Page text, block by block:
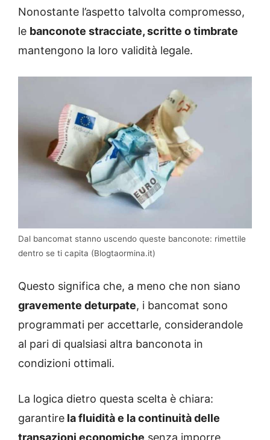
Nonostante l’aspetto talvolta compromesso,
le banconote stracciate, scritte o timbrate
mantengono la loro validità legale.
Dal bancomat stanno uscendo queste banconote: rimettile
dentro se ti capita (Blogtaormina.it)
Questo significa che, a meno che non siano
gravemente deturpate, i bancomat sono
programmati per accettarle, considerandole
al pari di qualsiasi altra banconota in
condizioni ottimali.
La logica dietro questa scelta è chiara:
garantire la fluidità e la continuità delle
transazioni economiche senza imporre